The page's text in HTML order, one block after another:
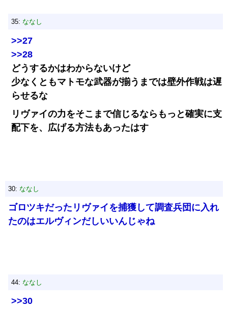
35: ななし
>>27
>>28
どうするかはわからないけど
少なくともマトモな武器が揃うまでは壁外作戦は遅
らせるな
リヴァイの力をそこまで信じるならもっと確実に支
配下を、広げる方法もあったはす
30: ななし
ゴロツキだったリヴァイを捕獲して調査兵団に入れ
たのはエルヴィンだしいいんじゃね
44: ななし
>>30